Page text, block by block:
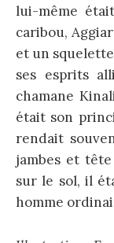
lui-même
caribou,
et un
ses esprits
chamane
était son
rendait
jambes et
sur le sol, il
homme